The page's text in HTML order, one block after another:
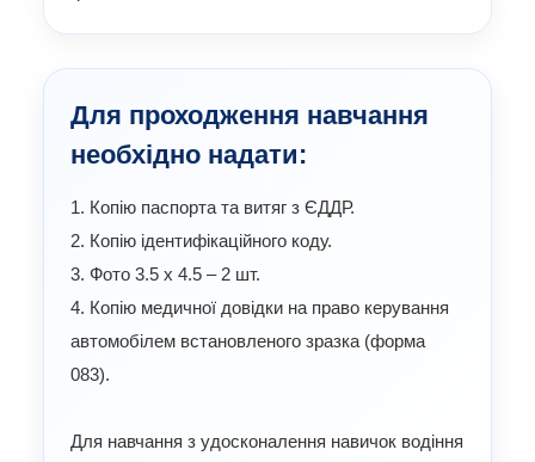
Для проходження навчання
необхідно надати:
1. Копію паспорта та витяг з ЄДДР.
2. Копію ідентифікаційного коду.
3. Фото 3.5 х 4.5 – 2 шт.
4. Копію медичної довідки на право керування
автомобілем встановленого зразка (форма
083).
Для навчання з удосконалення навичок водіння